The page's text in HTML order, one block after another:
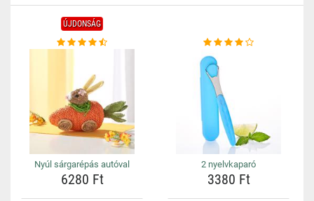
ÚJDONSÁG
Nyúl sárgarépás autóval
6280 Ft
2 nyelvkaparó
3380 Ft